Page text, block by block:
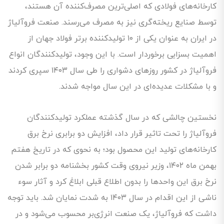
کارخانه‌های فولادی که اصلی‌ترین مصرف‌کننده آن هستند،
توسط صنایع ریخته‌گری نیز به مصرف می‌رسند. صنعت فروآلیاژ
در ایران به عنوان یکی از ۱۰ تولیدکننده برتر فولاد جهان از
اهمیت بسزایی برخوردار است. با این وجود، تولیدکنندگان انواع
فروآلیاژ در کشور روزهای دشواری را طی سال ۱۴۰۳ سپری کردند
و با مشکلات عدیده‌ای در این سال مواجه شدند.
نخستین چالشی که در سال گذشته عملکرد تولیدکنندگان
فروآلیاژ را تحت تاثیر قرار داد، افزایش دو برابری نرخ برق
کارخانه‌های تولید این محصول بود؛ به نحوی که در تاریخ هفتم
بهمن ماه ۱۴۰۲، وزیر نیروی وقت کشور بخشنامه دو برابر شدن
نرخ برق این واحدها را بدون اطلاع قبلی ابلاغ کرد و آثار سوء
ناشی از این اقدام در سال ۱۴۰۳ به شدت نمایان شد. باید توجه
داشت که فروآلیاژ، یک صنعت انرژی‌بر محسوب می‌شود و در